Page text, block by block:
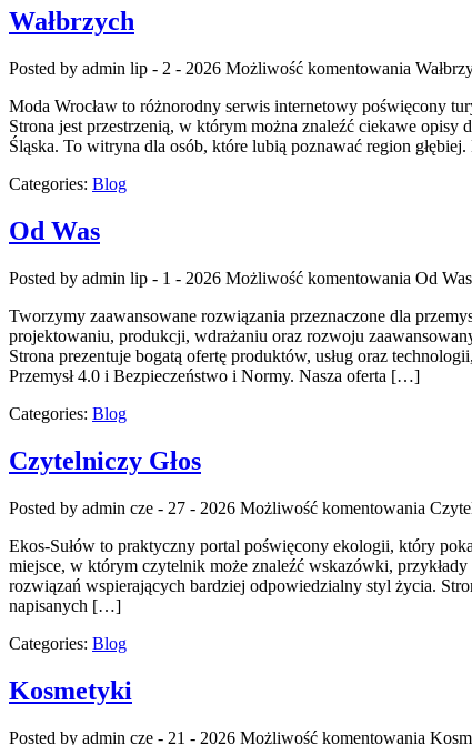
Wałbrzych
Posted by admin lip - 2 - 2026 Możliwość komentowania
Moda Wrocław to różnorodny serwis internetowy poświęcony
Strona jest przestrzenią, w którym można znaleźć ciekawe
Śląska. To witryna dla osób, które lubią poznawać region
Categories: Blog
Od Was
Posted by admin lip - 1 - 2026 Możliwość komentowania Od Was
Tworzymy zaawansowane rozwiązania przeznaczone dla
projektowaniu, produkcji, wdrażaniu oraz rozwoju
Strona prezentuje bogatą ofertę produktów, usług oraz
Przemysł 4.0 i Bezpieczeństwo i Normy. Nasza oferta […]
Categories: Blog
Czytelniczy Głos
Posted by admin cze - 27 - 2026 Możliwość komentowania
Ekos-Sułów to praktyczny portal poświęcony ekologii, który
miejsce, w którym czytelnik może znaleźć wskazówki,
rozwiązań wspierających bardziej odpowiedzialny styl życia.
napisanych […]
Categories: Blog
Kosmetyki
Posted by admin cze - 21 - 2026 Możliwość komentowania